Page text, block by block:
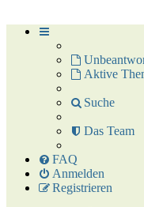
Aktive
Suche
Das Team
FAQ
Anmelden
Registrieren